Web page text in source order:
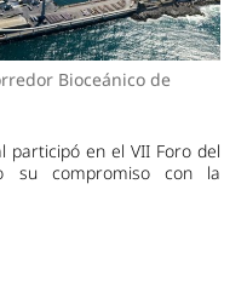
Bioceánico de
participó en el VII Foro del
su compromiso con la